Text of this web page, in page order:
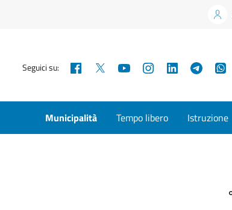
Seguici su: Facebook YouTubeInstagramLinkedIn
Municipalità Tempo libero Istruzione